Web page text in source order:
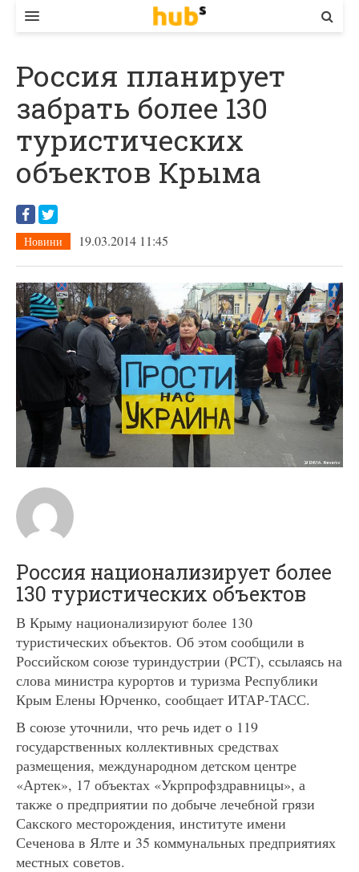
ЕКОНОМІКА
БІЗНЕС
СТАРТЕР
КОНТАКТИ
Россия планирует
забрать более 130
туристических
объектов Крыма
Новини 19.03.2014 11:45
Россия национализирует более
130 туристических объектов
В Крыму национализируют более 130
туристических объектов. Об этом сообщили в
Российском союзе туриндустрии (РСТ), ссылаясь на
слова министра курортов и туризма Республики
Крым Елены Юрченко, сообщает ИТАР-ТАСС.
В союзе уточнили, что речь идет о 119
государственных коллективных средствах
размещения, международном детском центре
«Артек», 17 объектах «Укрпрофздравницы», а
также о предприятии по добыче лечебной грязи
Сакского месторождения, институте имени
Сеченова в Ялте и 35 коммунальных предприятиях
местных советов.